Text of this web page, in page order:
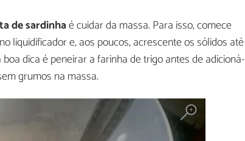
de sardinhaé cuidar da massa. Para isso, comece
liquidificador e, aos poucos, acrescente os sólidos até
dica é peneirar a farinha de trigo antes de adicioná-
grumos na massa.